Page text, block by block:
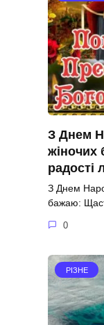
З Днем
жіночих
радості
З Днем
бажаю:
0
РІЗНЕ